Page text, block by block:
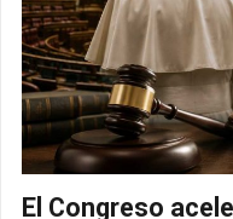
El Congreso